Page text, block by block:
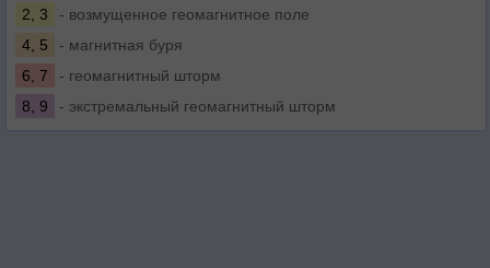
2, 3
- возмущенное геомагнитное поле
4, 5
- магнитная буря
6, 7
- геомагнитный шторм
8, 9
- экстремальный геомагнитный шторм